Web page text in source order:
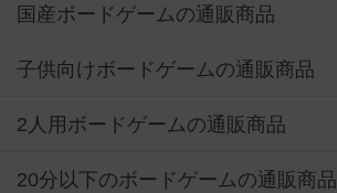
国産ボードゲームの通販商品
子供向けボードゲームの通販商品
2人用ボードゲームの通販商品
20分以下のボードゲームの通販商品